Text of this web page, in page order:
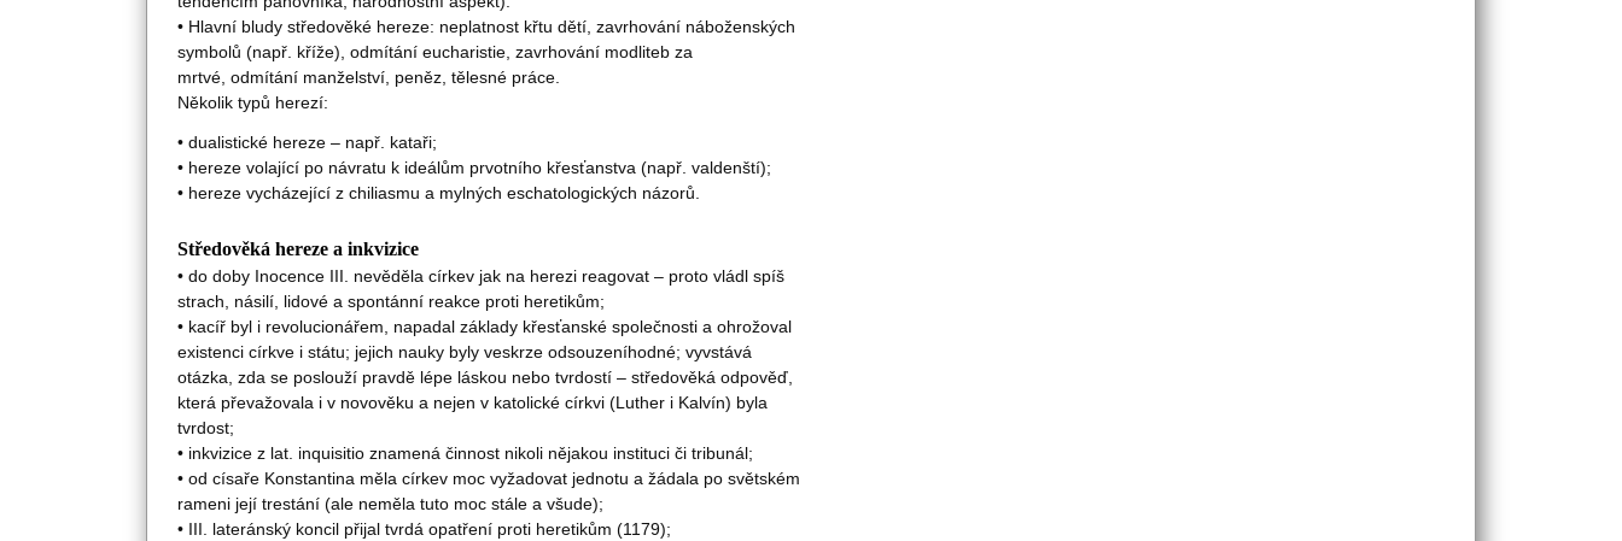
• Hlavní bludy středověké hereze: neplatnost křtu dětí, zavrhování náboženských
symbolů (např. kříže), odmítání eucharistie, zavrhování modliteb za
mrtvé, odmítání manželství, peněz, tělesné práce.
Několik typů herezí:
• dualistické hereze – např. kataři;
• hereze volající po návratu k ideálům prvotního křesťanstva (např. valdenští);
• hereze vycházející z chiliasmu a mylných eschatologických názorů.
Středověká hereze a inkvizice
• do doby Inocence III. nevěděla církev jak na herezi reagovat – proto vládl spíš
strach, násilí, lidové a spontánní reakce proti heretikům;
• kacíř byl i revolucionářem, napadal základy křesťanské společnosti a ohrožoval
existenci církve i státu; jejich nauky byly veskrze odsouzeníhodné; vyvstává
otázka, zda se poslouží pravdě lépe láskou nebo tvrdostí – středověká odpověď,
která převažovala i v novověku a nejen v katolické církvi (Luther i Kalvín) byla
tvrdost;
• inkvizice z lat. inquisitio znamená činnost nikoli nějakou instituci či tribunál;
• od císaře Konstantina měla církev moc vyžadovat jednotu a žádala po světském
rameni její trestání (ale neměla tuto moc stále a všude);
• III. lateránský koncil přijal tvrdá opatření proti heretikům (1179);